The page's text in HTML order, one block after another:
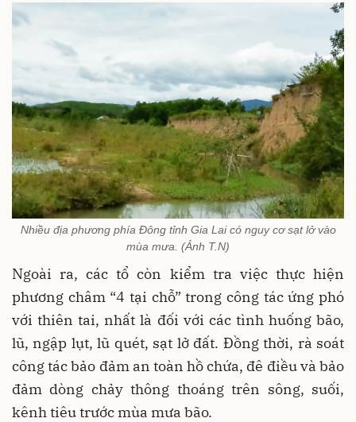
Nhiều địa phương phía Đông tỉnh Gia Lai có nguy cơ sạt lở vào
mùa mưa. (Ảnh T.N)
Ngoài ra, các tổ còn kiểm tra việc thực hiện
phương châm “4 tại chỗ” trong công tác ứng phó
với thiên tai, nhất là đối với các tình huống bão,
lũ, ngập lụt, lũ quét, sạt lở đất. Đồng thời, rà soát
công tác bảo đảm an toàn hồ chứa, đê điều và bảo
đảm dòng chảy thông thoáng trên sông, suối,
kênh tiêu trước mùa mưa bão.